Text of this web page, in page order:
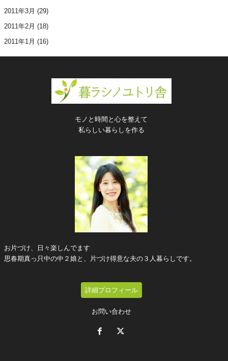
2011年3月 (29)
2011年2月 (18)
2011年1月 (16)
モノと時間と心を整えて
私らしい暮らしを作る
お片づけ、日々楽しんでます
思春期真っ只中の中２娘と、片づけ得意な夫の３人暮らしです。
詳細プロフィール
お問い合わせ